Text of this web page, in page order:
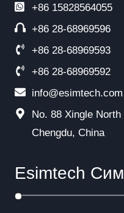
+86 15828564055
+86 28-68969596
+86 28-68969593
+86 28-68969592
info@esimtech.com
No. 88 Xingle
Chengdu, China
Esimtech